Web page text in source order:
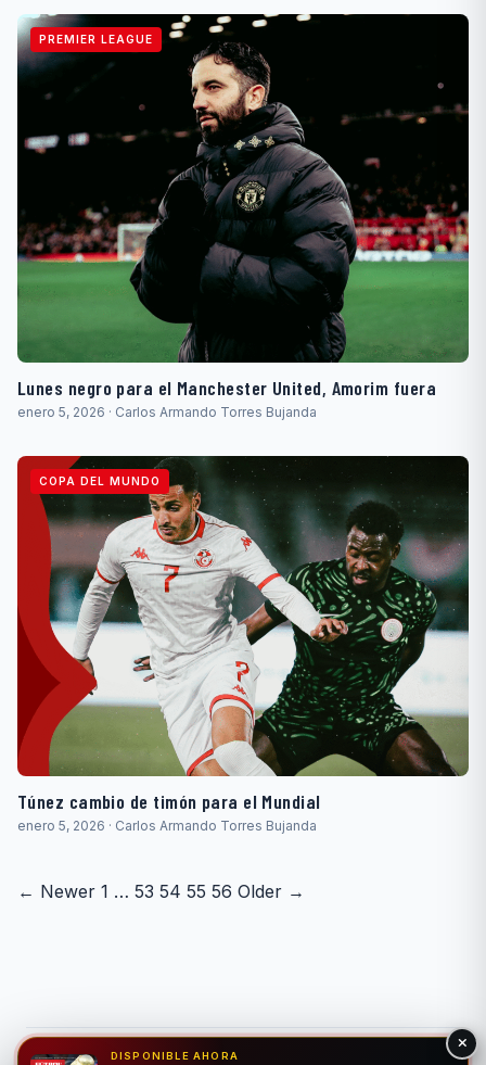
PREMIER LEAGUE
Lunes negro para el Manchester United, Amorim fuera
enero 5, 2026 · Carlos Armando Torres Bujanda
COPA DEL MUNDO
Túnez cambio de timón para el Mundial
enero 5, 2026 · Carlos Armando Torres Bujanda
Paginación
← Newer 1 … 53 54 55 56 Older →
DISPONIBLE AHORA